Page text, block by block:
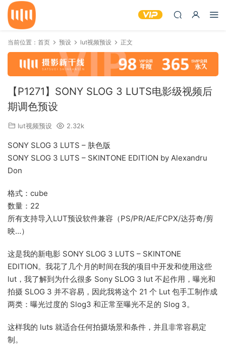
当前位置： 首页 预设 lut视频预设 正文
【P1271】SONY SLOG 3 LUTS电影级视频后
期调色预设
lut视频预设 2.32k
SONY SLOG 3 LUTS – 肤色版
SONY SLOG 3 LUTS – SKINTONE EDITION by Alexandru
Don
格式：cube
数量：22
所有支持导入LUT预设软件兼容（PS/PR/AE/FCPX/达芬奇/剪
映…）
这是我的新电影 SONY SLOG 3 LUTS – SKINTONE
EDITION。我花了几个月的时间在我的项目中开发和使用这些
lut，我了解到为什么很多 Sony SLOG 3 lut 不起作用，曝光和
拍摄 SLOG 3 并不容易，因此我将这个 21 个 Lut 包手工制作成
两类：曝光过度的 Slog3 和正常至曝光不足的 Slog 3。
这样我的 luts 就适合任何拍摄场景和条件，并且非常容易定
制。